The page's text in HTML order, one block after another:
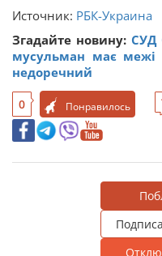
Источник: РБК-Украина
Згадайте новину: СУД
мусульман має межі
недоречний
0 Понравилось